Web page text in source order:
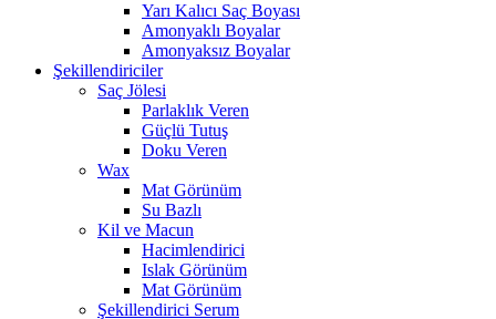
Yarı Kalıcı Saç Boyası
Amonyaklı Boyalar
Amonyaksız Boyalar
Şekillendiriciler
Saç Jölesi
Parlaklık Veren
Güçlü Tutuş
Doku Veren
Wax
Mat Görünüm
Su Bazlı
Kil ve Macun
Hacimlendirici
Islak Görünüm
Mat Görünüm
Şekillendirici Serum